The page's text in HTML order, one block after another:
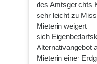
des Amtsgerichts
sehr leicht zu
Mieterin weigert
sich
Alternativangebot
Mieterin einer